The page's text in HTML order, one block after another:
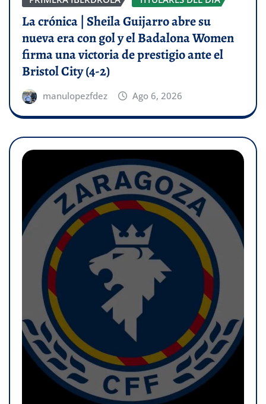
La crónica | Sheila Guijarro abre su
nueva era con gol y el Badalona Women
firma una victoria de prestigio ante el
Bristol City (4-2)
manulopezfdez Ago 6, 2026